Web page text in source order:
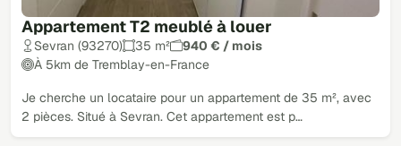
Appartement T2 meublé à louer
Sevran (93270) 35 m²
940 € / mois
À 5km de Tremblay-en-France
Je cherche un locataire pour un appartement de 35 m², avec
2 pièces. Situé à Sevran. Cet appartement est p…